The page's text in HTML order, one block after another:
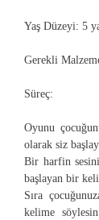
Yaş Düzeyi: 5
Gerekli
Süreç:
Oyunu
olarak siz
Bir harfin
başlayan bir
Sıra
kelime